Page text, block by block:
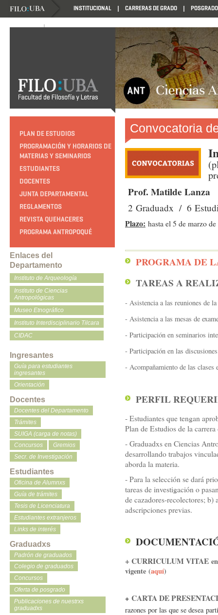
INSTITUCIONAL CARRERAS DE GRADO POSGRADO
NOVEDADES NOVEDADES
PLAN DE ESTUDIOS
PROGRAMACIÓN Y HORARIOS DE
MATERIAS Y SEMINARIOS
ESTUDIANTES
DOCENTES
JUNTA DEPARTAMENTAL
REGLAMENTOS
REVISTA QUEHACERES
PROGRAMA ANTROPOQUÉ
Enlaces del
Departamento
Instituto de Arqueología
Instituto de Ciencias
Antropológicas
Museo Etnográfico
Instituto Interdisciplinario Tilcara
CIDAC
Ingresantes
Guía para estudiantes
ingresantes
Orientación
Docentes
Docentes del Departamento
Trámites
SUIGA (carga de notas)
Concursos
Gremios
Secr. de Investigación
Estudiantes
Oficina de Alumnxs
Guía de trámites
Tesis de Licenciatura
Estudiantes extranjeros
Links de interés
Graduadxs
Padrón de graduados
Colegio de graduados
Concursos
Oferta de posgrado
Publicaciones de nuestrxs
graduadxs
Convocatoria
Prof. Matilde Lanza
2 Graduadx / 6
Plazo: hasta el 5 de marzo
PROGRAMA DE
TAREAS A
- Asistencia a las reuniones de la
- Asistencia a las mesas de
- Participación en seminarios
- Participación en las
- Acompañamiento de las
PERFIL
- Estudiantes que tengan
Plan de Estudios de la
- Graduadxs en Ciencias
desarrollando trabajos
aborda la materia.
- Para la selección se dará
tareas de investigación o
de cazadores-recolectores;
adscripciones previas.
+ CURRICULUM VITAE
vigente (aquí)
+ CARTA DE
razones por las que se desea